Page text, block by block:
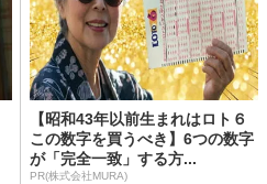
【昭和43年以前生まれはロト６
この数字を買うべき】6つの数字
が「完全一致」する方...
PR(株式会社MURA)